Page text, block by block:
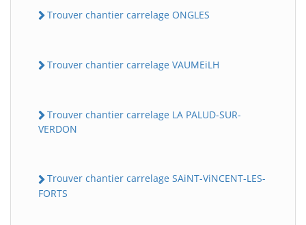
Trouver chantier carrelage ONGLES
Trouver chantier carrelage VAUMEiLH
Trouver chantier carrelage LA PALUD-SUR-
VERDON
Trouver chantier carrelage SAiNT-ViNCENT-LES-
FORTS